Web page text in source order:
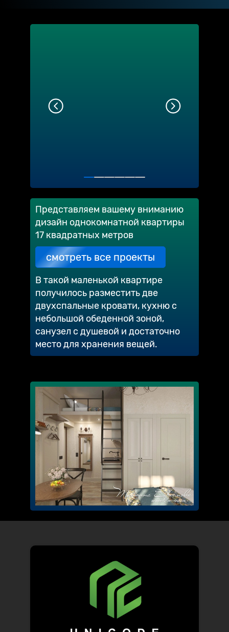
Представляем вашему вниманию
дизайн однокомнатной квартиры
17 квадратных метров
смотреть все проекты
В такой маленькой квартире
получилось разместить две
двухспальные кровати, кухню с
небольшой обеденной зоной,
санузел с душевой и достаточно
место для хранения вещей.